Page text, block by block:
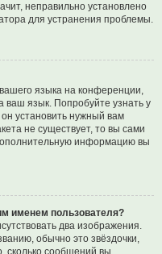
неправильно установлено
для устранения проблемы.
языка на конференции,
ваш язык. Попробуйте узнать у
установить нужный вам
не существует, то вы сами
информацию вы
именем пользователя?
два изображения.
обычно это звёздочки,
сколько сообщений вы